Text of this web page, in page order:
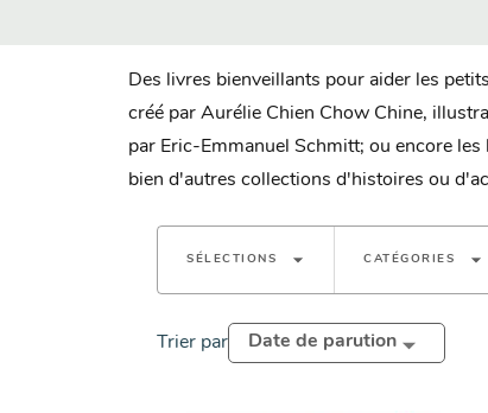
Des livres bienveillants pour aider les
créé par Aurélie Chien Chow Chine,
par Eric-Emmanuel Schmitt; ou encore
bien d'autres collections d'histoires ou
SÉLECTIONS arrow_drop_down CATÉGORIES arrow_drop_down
Trier par Date de parution